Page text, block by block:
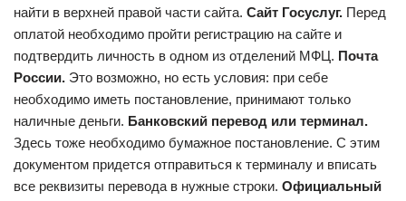
найти в верхней правой части сайта. Сайт Госуслуг. Перед
оплатой необходимо пройти регистрацию на сайте и
подтвердить личность в одном из отделений МФЦ. Почта
России. Это возможно, но есть условия: при себе
необходимо иметь постановление, принимают только
наличные деньги. Банковский перевод или терминал.
Здесь тоже необходимо бумажное постановление. С этим
документом придется отправиться к терминалу и вписать
все реквизиты перевода в нужные строки. Официальный